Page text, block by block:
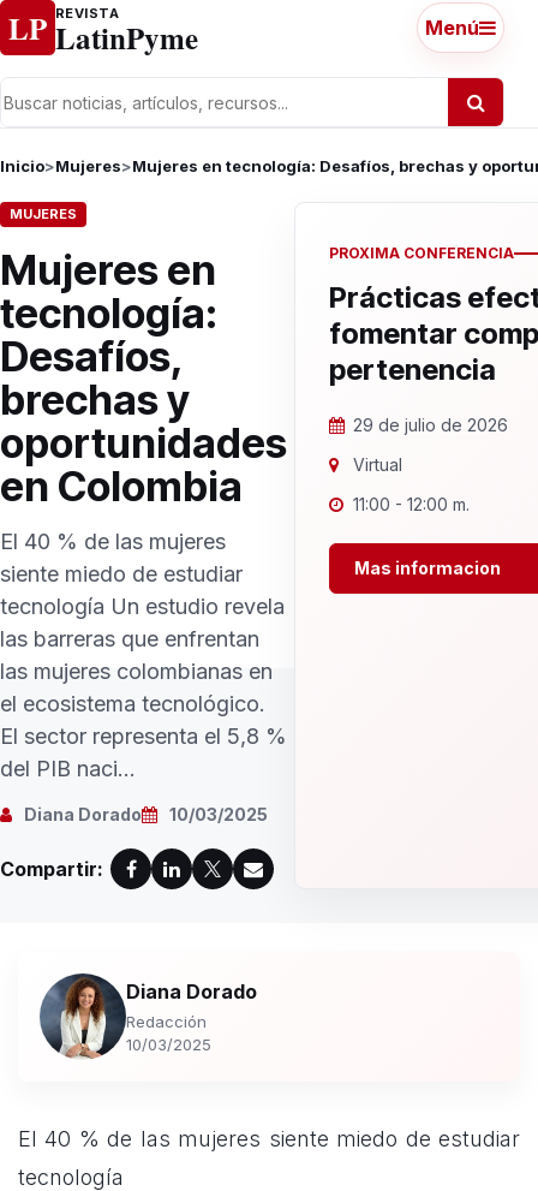
Ir al contenido
LP REVISTA
LatinPyme Menú
Inicio>Mujeres>Mujeres en tecnología: Desafíos, brechas y
MUJERES
Mujeres en
tecnología:
Desafíos,
brechas y
oportunidades
en Colombia
El 40 % de las mujeres
siente miedo de estudiar
tecnología Un estudio revela
las barreras que enfrentan
las mujeres colombianas en
el ecosistema tecnológico.
El sector representa el 5,8 %
del PIB naci...
Diana Dorado 10/03/2025
Compartir:
PROXIMA CONFERENCIA
Prácticas
fomentar
pertenencia
29 de julio de 2026
Virtual
11:00 - 12:00 m.
Mas informacion
Diana Dorado
Redacción
10/03/2025
El 40 % de las mujeres siente miedo de estudiar
tecnología